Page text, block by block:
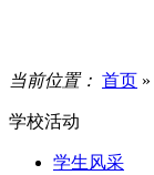
当前位置： 首页 »
学校活动
学生风采